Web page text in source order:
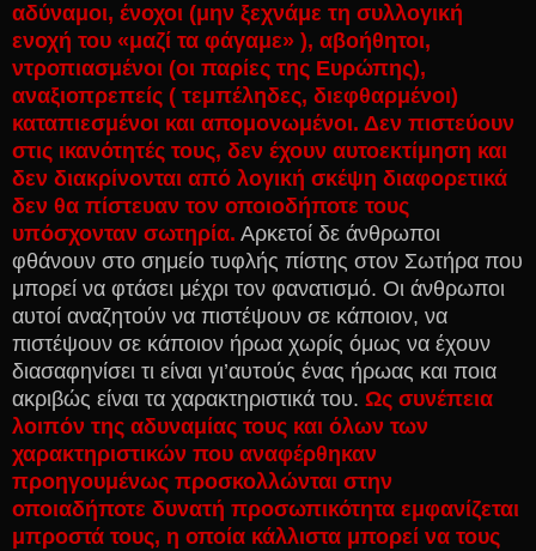
αδύναμοι, ένοχοι (μην ξεχνάμε τη συλλογική
ενοχή του «μαζί τα φάγαμε» ), αβοήθητοι,
ντροπιασμένοι (οι παρίες της Ευρώπης),
αναξιοπρεπείς ( τεμπέληδες, διεφθαρμένοι)
καταπιεσμένοι και απομονωμένοι. Δεν πιστεύουν
στις ικανότητές τους, δεν έχουν αυτοεκτίμηση και
δεν διακρίνονται από λογική σκέψη διαφορετικά
δεν θα πίστευαν τον οποιοδήποτε τους
υπόσχονταν σωτηρία. Αρκετοί δε άνθρωποι
φθάνουν στο σημείο τυφλής πίστης στον Σωτήρα που
μπορεί να φτάσει μέχρι τον φανατισμό. Οι άνθρωποι
αυτοί αναζητούν να πιστέψουν σε κάποιον, να
πιστέψουν σε κάποιον ήρωα χωρίς όμως να έχουν
διασαφηνίσει τι είναι γι’αυτούς ένας ήρωας και ποια
ακριβώς είναι τα χαρακτηριστικά του. Ως συνέπεια
λοιπόν της αδυναμίας τους και όλων των
χαρακτηριστικών που αναφέρθηκαν
προηγουμένως προσκολλώνται στην
οποιαδήποτε δυνατή προσωπικότητα εμφανίζεται
μπροστά τους, η οποία κάλλιστα μπορεί να τους